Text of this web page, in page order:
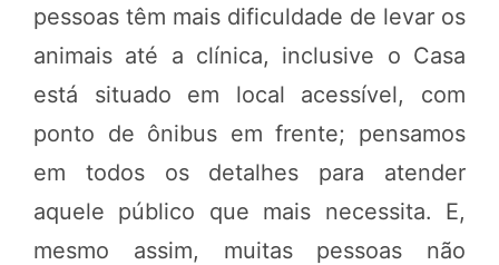
pessoas têm mais dificuldade de levar os
animais até a clínica, inclusive o Casa
está situado em local acessível, com
ponto de ônibus em frente; pensamos
em todos os detalhes para atender
aquele público que mais necessita. E,
mesmo assim, muitas pessoas não